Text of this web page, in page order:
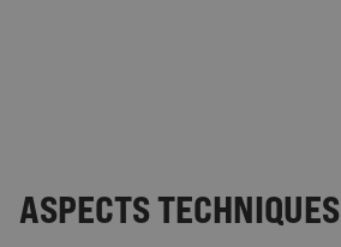
ASPECTS TECHNIQUES